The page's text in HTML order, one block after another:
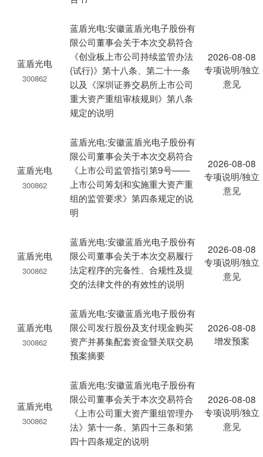
蓝盾光电
300862
蓝盾光电:安徽蓝盾光电子股份有
限公司董事会关于本次交易符合
《创业板上市公司持续监管办法
(试行)》第十八条、第二十一条
以及《深圳证券交易所上市公司
重大资产重组审核规则》第八条
规定的说明
2026-08-08
专项说明/独立
意见
蓝盾光电
300862
蓝盾光电:安徽蓝盾光电子股份有
限公司董事会关于本次交易符合
《上市公司监管指引第9号——
上市公司筹划和实施重大资产重
组的监管要求》第四条规定的说
明
2026-08-08
专项说明/独立
意见
蓝盾光电
300862
蓝盾光电:安徽蓝盾光电子股份有
限公司董事会关于本次交易履行
法定程序的完备性、合规性及提
交的法律文件的有效性的说明
2026-08-08
专项说明/独立
意见
蓝盾光电
300862
蓝盾光电:安徽蓝盾光电子股份有
限公司发行股份及支付现金购买
资产并募集配套资金暨关联交易
预案摘要
2026-08-08
增发预案
蓝盾光电
300862
蓝盾光电:安徽蓝盾光电子股份有
限公司董事会关于本次交易符合
《上市公司重大资产重组管理办
法》第十一条、第四十三条和第
四十四条规定的说明
2026-08-08
专项说明/独立
意见